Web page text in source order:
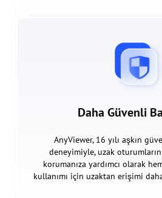
Daha Güvenli
AnyViewer, 16 yılı aşkın
deneyimiyle, uzak
korumanıza yardımcı olarak
kullanımı için uzaktan erişimi